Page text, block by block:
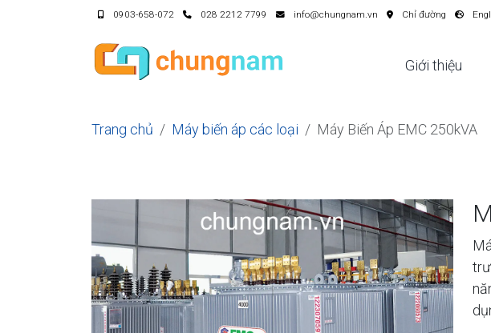
0903-658-072 028 2212 7799 info@chungnam.vn Chỉ đường
Giới thiệu
Trang chủ Máy biến áp các loại Máy Biến Áp EMC 250kVA